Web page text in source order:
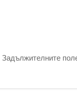
Задължителните